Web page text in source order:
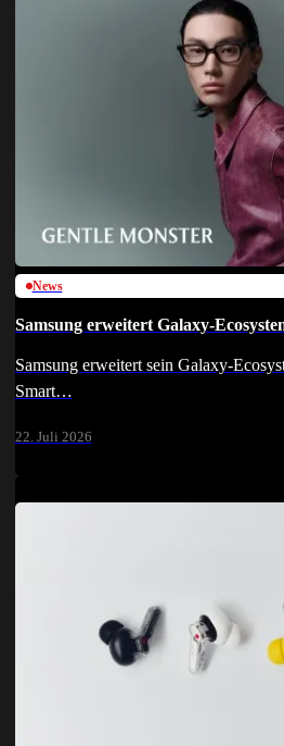
News
Samsung erweitert Galaxy-
Samsung erweitert sein Galaxy-
Smart…
22. Juli 2026